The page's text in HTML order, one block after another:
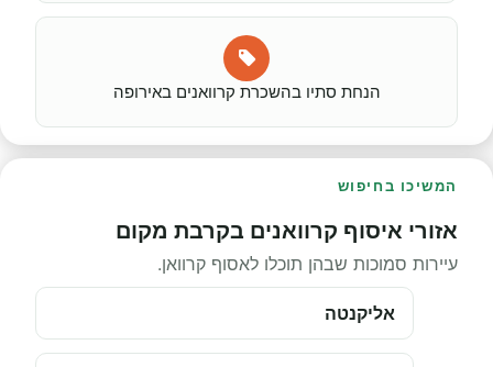
הנחת סתיו בהשכרת קרוואנים באירופה
המשיכו בחיפוש
אזורי איסוף קרוואנים בקרבת מקום
עיירות סמוכות שבהן תוכלו לאסוף קרוואן.
אליקנטה